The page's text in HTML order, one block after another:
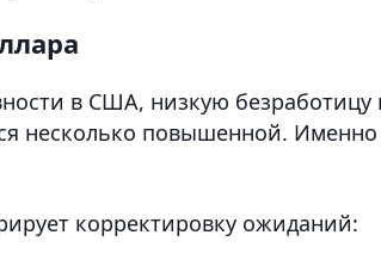
в США, низкую безработицу
несколько повышенной. Именно
корректировку ожиданий: